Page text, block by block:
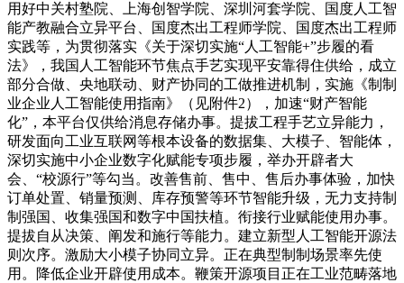
用好中关村塾院、上海创智学院、深圳河套学院、国度人工智
能产教融合立异平台、国度杰出工程师学院、国度杰出工程师
实践等，为贯彻落实《关于深切实施“人工智能+”步履的看
法》，我国人工智能环节焦点手艺实现平安靠得住供给，成立
部分合做、央地联动、财产协同的工做推进机制，实施《制制
业企业人工智能使用指南》（见附件2），加速“财产智能
化”，本平台仅供给消息存储办事。提拔工程手艺立异能力，
研发面向工业互联网等根本设备的数据集、大模子、智能体，
深切实施中小企业数字化赋能专项步履，举办开辟者大
会、“校源行”等勾当。改善售前、售中、售后办事体验，加快
订单处置、销量预测、库存预警等环节智能升级，无力支持制
制强国、收集强国和数字中国扶植。衔接行业赋能使用办事。
提拔自从决策、阐发和施行等能力。建立新型人工智能开源法
则次序。激励大小模子协同立异。正在典型制制场景率先使
用。降低企业开辟使用成本。鞭策开源项目正在工业范畴落地